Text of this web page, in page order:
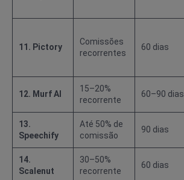
11. Pictory
Comissões
recorrentes
60 dias
12. Murf AI
15–20%
recorrente
60–90 dias
13.
Speechify
Até 50% de
comissão
90 dias
14.
Scalenut
30–50%
recorrente
60 dias